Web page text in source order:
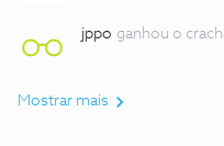
jppo ganhou o
Mostrar mais